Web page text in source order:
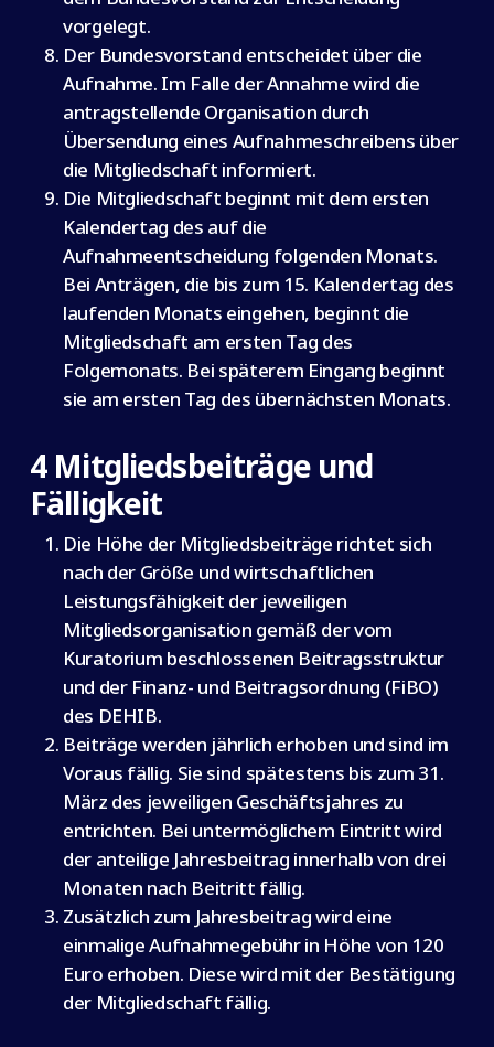
vorgelegt.
Der Bundesvorstand entscheidet über die
Aufnahme. Im Falle der Annahme wird die
antragstellende Organisation durch
Übersendung eines Aufnahmeschreibens über
die Mitgliedschaft informiert.
Die Mitgliedschaft beginnt mit dem ersten
Kalendertag des auf die
Aufnahmeentscheidung folgenden Monats.
Bei Anträgen, die bis zum 15. Kalendertag des
laufenden Monats eingehen, beginnt die
Mitgliedschaft am ersten Tag des
Folgemonats. Bei späterem Eingang beginnt
sie am ersten Tag des übernächsten Monats.
4 Mitgliedsbeiträge und
Fälligkeit
Die Höhe der Mitgliedsbeiträge richtet sich
nach der Größe und wirtschaftlichen
Leistungsfähigkeit der jeweiligen
Mitgliedsorganisation gemäß der vom
Kuratorium beschlossenen Beitragsstruktur
und der Finanz- und Beitragsordnung (FiBO)
des DEHIB.
Beiträge werden jährlich erhoben und sind im
Voraus fällig. Sie sind spätestens bis zum 31.
März des jeweiligen Geschäftsjahres zu
entrichten. Bei untermöglichem Eintritt wird
der anteilige Jahresbeitrag innerhalb von drei
Monaten nach Beitritt fällig.
Zusätzlich zum Jahresbeitrag wird eine
einmalige Aufnahme­gebühr in Höhe von 120
Euro erhoben. Diese wird mit der Bestätigung
der Mitgliedschaft fällig.